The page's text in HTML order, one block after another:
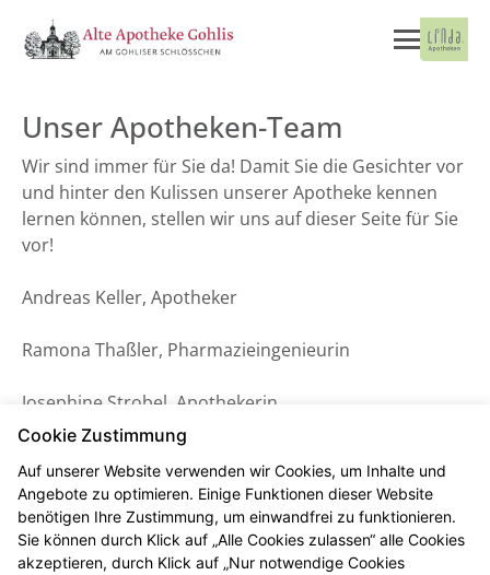
Unser Apotheken-Team
Wir sind immer für Sie da! Damit Sie die Gesichter vor
und hinter den Kulissen unserer Apotheke kennen
lernen können, stellen wir uns auf dieser Seite für Sie
vor!
Andreas Keller, Apotheker
Ramona Thaßler, Pharmazieingenieurin
Josephine Strobel, Apothekerin
Anne-Sophie Gork, PTA
Sylvia Spiegelhauer, PTA
Cookie Zustimmung
Auf unserer Website verwenden wir Cookies, um Inhalte und
Angebote zu optimieren. Einige Funktionen dieser Website
benötigen Ihre Zustimmung, um einwandfrei zu funktionieren.
Sie können durch Klick auf „Alle Cookies zulassen“ alle Cookies
akzeptieren, durch Klick auf „Nur notwendige Cookies